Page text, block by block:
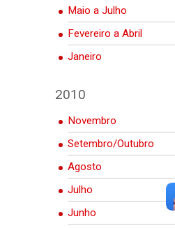
Maio a Julho
Fevereiro a Abril
Janeiro
2010
Novembro
Setembro/Outubro
Agosto
Julho
Junho